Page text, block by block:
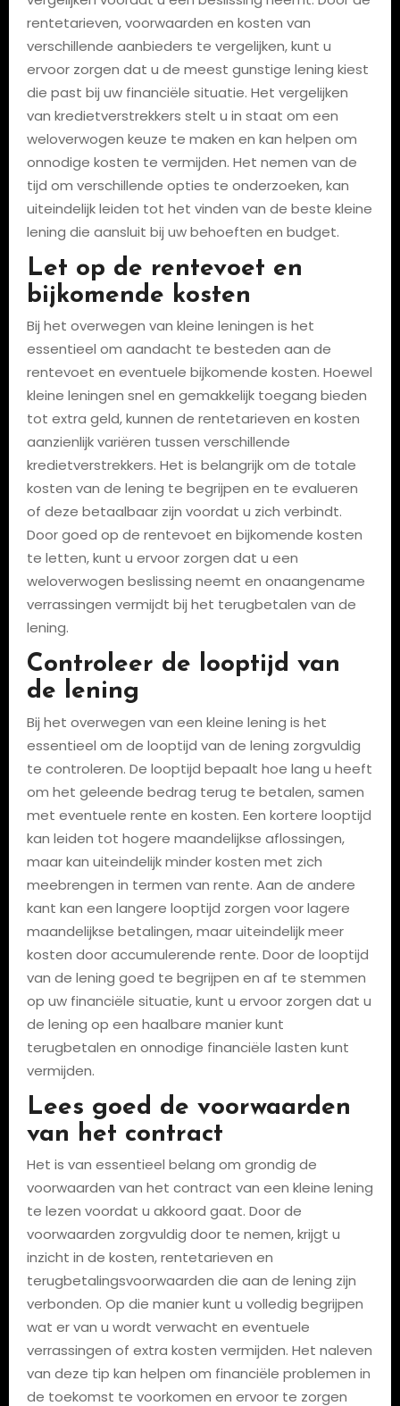
rentetarieven, voorwaarden en kosten van
verschillende aanbieders te vergelijken, kunt u
ervoor zorgen dat u de meest gunstige lening kiest
die past bij uw financiële situatie. Het vergelijken
van kredietverstrekkers stelt u in staat om een
weloverwogen keuze te maken en kan helpen om
onnodige kosten te vermijden. Het nemen van de
tijd om verschillende opties te onderzoeken, kan
uiteindelijk leiden tot het vinden van de beste kleine
lening die aansluit bij uw behoeften en budget.
Let op de rentevoet en
bijkomende kosten
Bij het overwegen van kleine leningen is het
essentieel om aandacht te besteden aan de
rentevoet en eventuele bijkomende kosten. Hoewel
kleine leningen snel en gemakkelijk toegang bieden
tot extra geld, kunnen de rentetarieven en kosten
aanzienlijk variëren tussen verschillende
kredietverstrekkers. Het is belangrijk om de totale
kosten van de lening te begrijpen en te evalueren
of deze betaalbaar zijn voordat u zich verbindt.
Door goed op de rentevoet en bijkomende kosten
te letten, kunt u ervoor zorgen dat u een
weloverwogen beslissing neemt en onaangename
verrassingen vermijdt bij het terugbetalen van de
lening.
Controleer de looptijd van
de lening
Bij het overwegen van een kleine lening is het
essentieel om de looptijd van de lening zorgvuldig
te controleren. De looptijd bepaalt hoe lang u heeft
om het geleende bedrag terug te betalen, samen
met eventuele rente en kosten. Een kortere looptijd
kan leiden tot hogere maandelijkse aflossingen,
maar kan uiteindelijk minder kosten met zich
meebrengen in termen van rente. Aan de andere
kant kan een langere looptijd zorgen voor lagere
maandelijkse betalingen, maar uiteindelijk meer
kosten door accumulerende rente. Door de looptijd
van de lening goed te begrijpen en af te stemmen
op uw financiële situatie, kunt u ervoor zorgen dat u
de lening op een haalbare manier kunt
terugbetalen en onnodige financiële lasten kunt
vermijden.
Lees goed de voorwaarden
van het contract
Het is van essentieel belang om grondig de
voorwaarden van het contract van een kleine lening
te lezen voordat u akkoord gaat. Door de
voorwaarden zorgvuldig door te nemen, krijgt u
inzicht in de kosten, rentetarieven en
terugbetalingsvoorwaarden die aan de lening zijn
verbonden. Op die manier kunt u volledig begrijpen
wat er van u wordt verwacht en eventuele
verrassingen of extra kosten vermijden. Het naleven
van deze tip kan helpen om financiële problemen in
de toekomst te voorkomen en ervoor te zorgen